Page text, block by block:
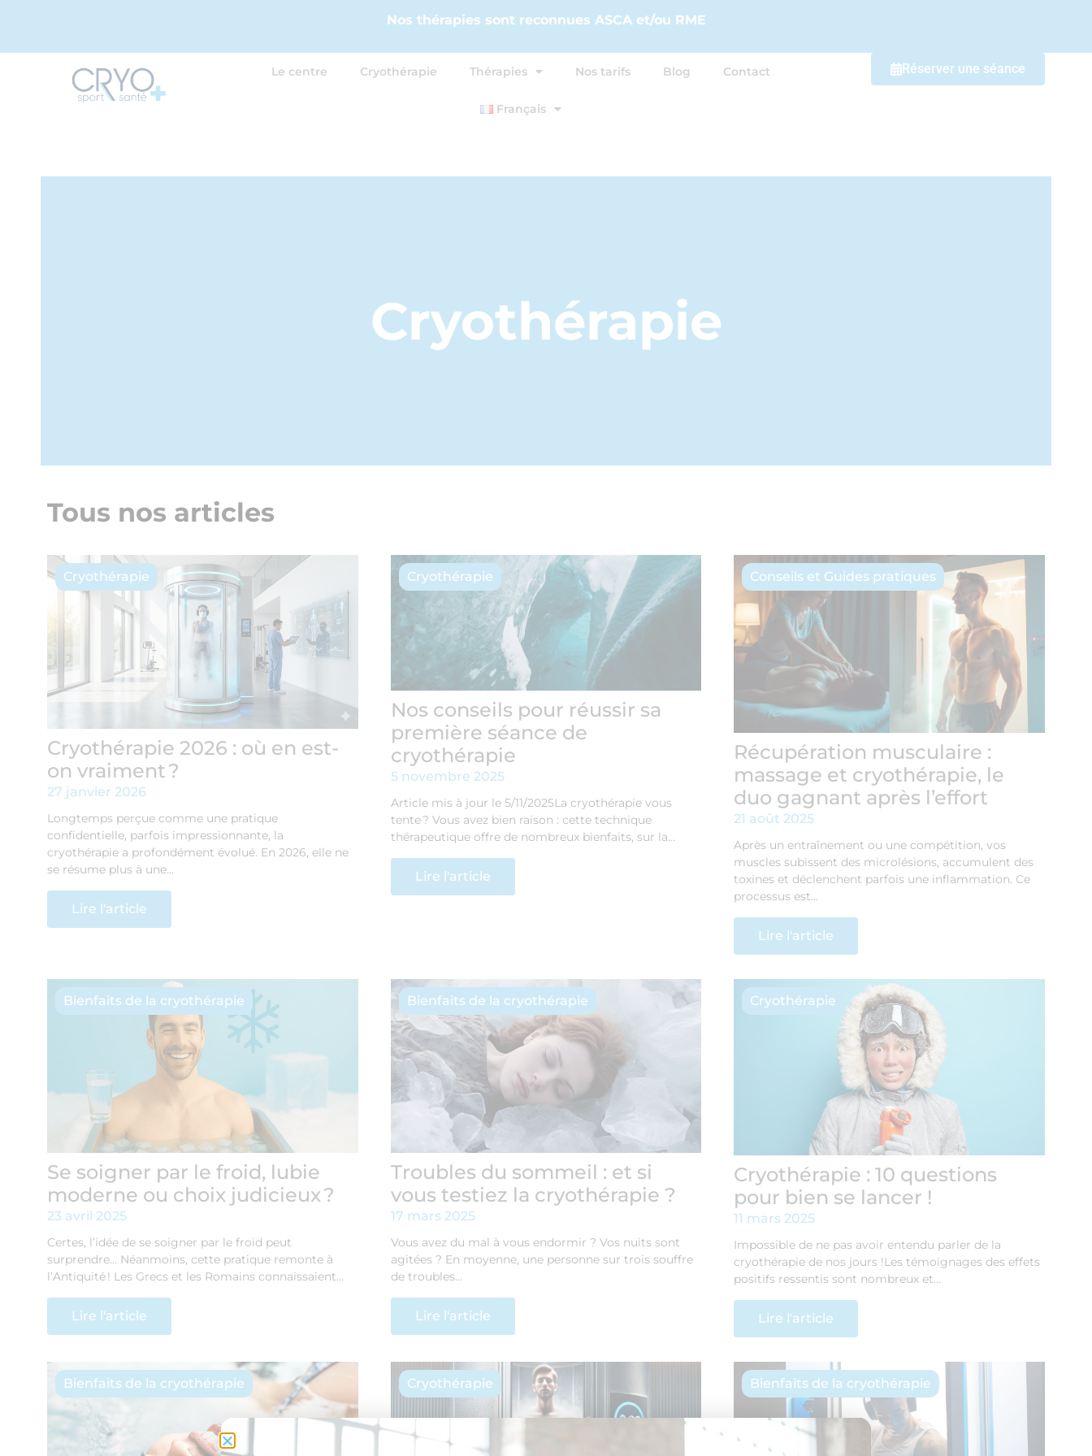
Nos thérapies sont reconnues ASCA et/ou RME
Le centre Cryothérapie Thérapies Nos tarifs Blog Contact
Français
Réserver une séance
Cryothérapie
Tous nos articles
Cryothérapie
Cryothérapie 2026 : où en est-
on vraiment ?
27 janvier 2026
Longtemps perçue comme une pratique
confidentielle, parfois impressionnante, la
cryothérapie a profondément évolué. En 2026, elle ne
se résume plus à une…
Lire l'article
Cryothérapie
Nos conseils pour réussir sa
première séance de
cryothérapie
5 novembre 2025
Article mis à jour le 5/11/2025La cryothérapie vous
tente ? Vous avez bien raison : cette technique
thérapeutique offre de nombreux bienfaits, sur la…
Lire l'article
Conseils et Guides pratiques
Récupération musculaire :
massage et cryothérapie, le
duo gagnant après l’effort
21 août 2025
Après un entraînement ou une compétition, vos
muscles subissent des microlésions, accumulent des
toxines et déclenchent parfois une inflammation. Ce
processus est…
Lire l'article
Bienfaits de la cryothérapie
Se soigner par le froid, lubie
moderne ou choix judicieux ?
23 avril 2025
Certes, l’idée de se soigner par le froid peut
surprendre… Néanmoins, cette pratique remonte à
l’Antiquité ! Les Grecs et les Romains connaissaient…
Lire l'article
Bienfaits de la cryothérapie
Troubles du sommeil : et si
vous testiez la cryothérapie ?
17 mars 2025
Vous avez du mal à vous endormir ? Vos nuits sont
agitées ? En moyenne, une personne sur trois souffre
de troubles…
Lire l'article
Cryothérapie
Cryothérapie : 10 questions
pour bien se lancer !
11 mars 2025
Impossible de ne pas avoir entendu parler de la
cryothérapie de nos jours !Les témoignages des effets
positifs ressentis sont nombreux et…
Lire l'article
Bienfaits de la cryothérapie Cryothérapie Bienfaits de la cryothérapie